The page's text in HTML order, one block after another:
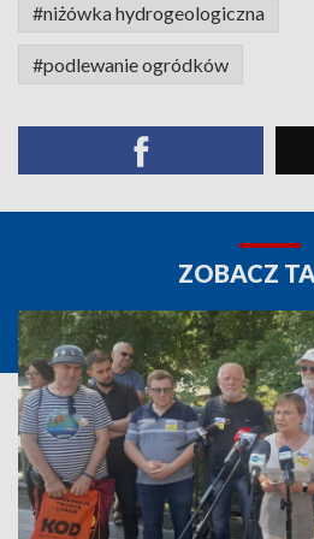
#niżówka hydrogeologiczna
#podlewanie ogródków
ZOBACZ